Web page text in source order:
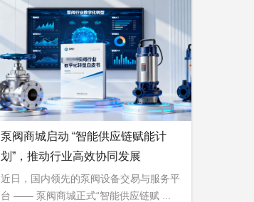
泵阀商城启动 “智能供应链赋能计
划”，推动行业高效协同发展
近日，国内领先的泵阀设备交易与服务平
台 —— 泵阀商城正式“智能供应链赋 ...